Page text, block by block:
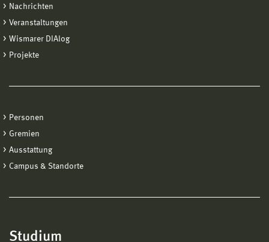
Nachrichten
Veranstaltungen
Wismarer DIAlog
Projekte
Personen
Gremien
Ausstattung
Campus & Standorte
Studium